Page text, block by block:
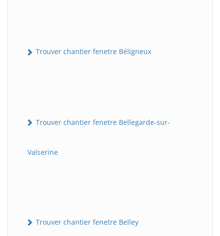
Trouver chantier fenetre Béligneux
Trouver chantier fenetre Bellegarde-sur-
Valserine
Trouver chantier fenetre Belley